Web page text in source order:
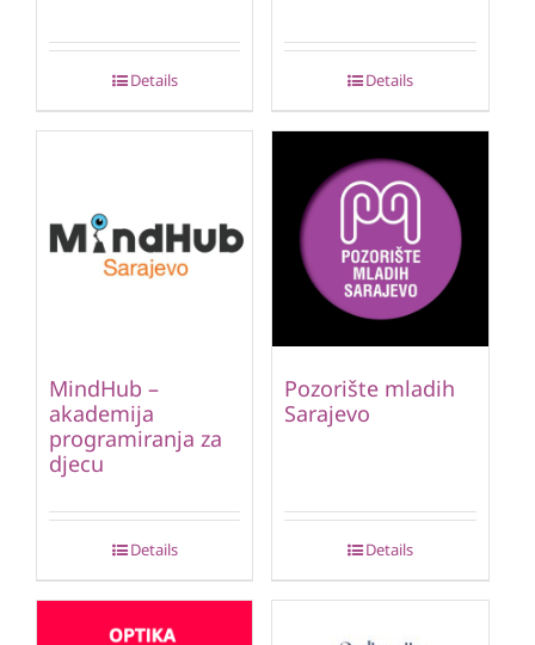
Details Details
MindHub –
akademija
programiranja za
djecu
Details
Pozorište mladih
Sarajevo
Details